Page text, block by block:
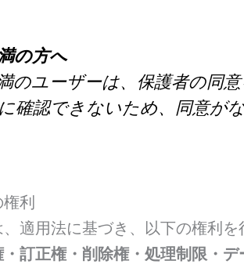
の方へ
のユーザーは、保護者の同
確認できないため、同意が
利
適用法に基づき、以下の権利を
訂正権・削除権・処理制限・